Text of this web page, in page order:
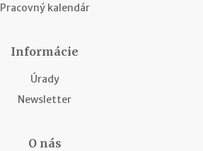
Pracovný kalendár
Informácie
Úrady
Newsletter
O nás